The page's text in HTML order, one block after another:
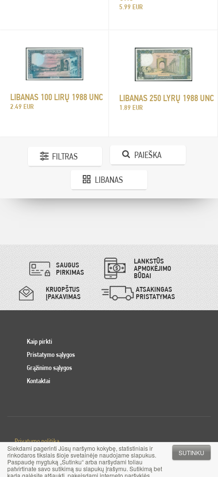
Siekdami pagerinti Jūsų naršymo kokybę, statistiniais ir
rinkodaros tikslais šioje svetainėje naudojame slapukus.
Paspaudę mygtuką „Sutinku“ arba naršydami toliau
patvirtinate savo sutikimą su slapukų įrašymu. Sutikimą bet
kada galėsite atšaukti, pakeisdami interneto naršyklės
SUTINKU
5.99 EUR
LIBANAS 100 LIRŲ 1988 UNC
2.49 EUR
LIBANAS 250 LYRŲ 1988 UNC
1.89 EUR
FILTRAS PAIEŠKA
LIBANAS
SAUGUS
PIRKIMAS
LANKSTŪS
APMOKĖJIMO
BŪDAI
KRUOPŠTUS
ĮPAKAVIMAS
ATSAKINGAS
PRISTATYMAS
Kaip pirkti
Pristatymo sąlygos
Grąžinimo sąlygos
Kontaktai
Privatumo politika
Slapuku politika
© 2017 MB Pinigai.lt. Visos teisės saugomos